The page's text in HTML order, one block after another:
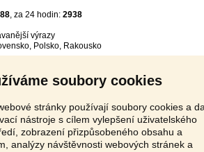
soubory cookies
stránky používají soubory cookies a
nástroje s cílem vylepšení uživatelského
zobrazení přizpůsobeného obsahu a
analýzy návštěvnosti webových stránek a
, za 24 hodin: 2938
výrazy
, Polsko, Rakousko